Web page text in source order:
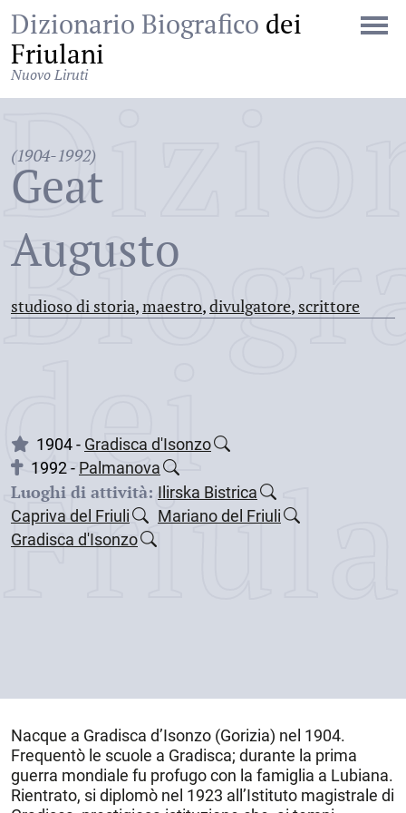
Dizionario Biografico dei
Friulani
Nuovo Liruti
(1904-1992)
Geat
Augusto
studioso di storia,maestro,divulgatore, scrittore
dei
1904 - Gradisca d'Isonzo
1992 - Palmanova
Luoghi di attività: Ilirska Bistrica
Capriva del Friuli
Mariano del Friuli
Gradisca d'Isonzo
Nacque a Gradisca d’Isonzo (Gorizia) nel 1904.
Frequentò le scuole a Gradisca; durante la prima
guerra mondiale fu profugo con la famiglia a Lubiana.
Rientrato, si diplomò nel 1923 all’Istituto magistrale di